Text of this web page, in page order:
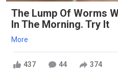
The Lump Of Worms
In The Morning. Try It
More
437 44 374